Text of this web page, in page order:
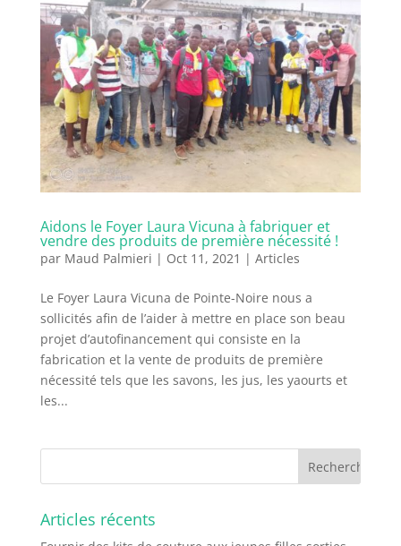
Aidons le Foyer Laura Vicuna à fabriquer et
vendre des produits de première nécessité !
par Maud Palmieri | Oct 11, 2021 | Articles
Le Foyer Laura Vicuna de Pointe-Noire nous a
sollicités afin de l’aider à mettre en place son beau
projet d’autofinancement qui consiste en la
fabrication et la vente de produits de première
nécessité tels que les savons, les jus, les yaourts et
les...
Articles récents